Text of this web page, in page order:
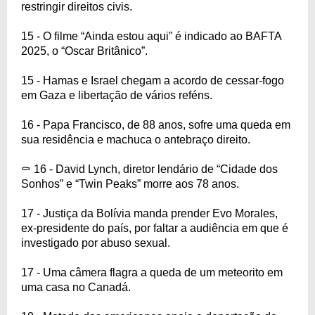
restringir direitos civis.
15 - O filme “Ainda estou aqui” é indicado ao BAFTA
2025, o “Oscar Britânico”.
15 - Hamas e Israel chegam a acordo de cessar-fogo
em Gaza e libertação de vários reféns.
16 - Papa Francisco, de 88 anos, sofre uma queda em
sua residência e machuca o antebraço direito.
⚰️ 16 - David Lynch, diretor lendário de “Cidade dos
Sonhos” e “Twin Peaks” morre aos 78 anos.
17 - Justiça da Bolívia manda prender Evo Morales,
ex-presidente do país, por faltar a audiência em que é
investigado por abuso sexual.
17 - Uma câmera flagra a queda de um meteorito em
uma casa no Canadá.